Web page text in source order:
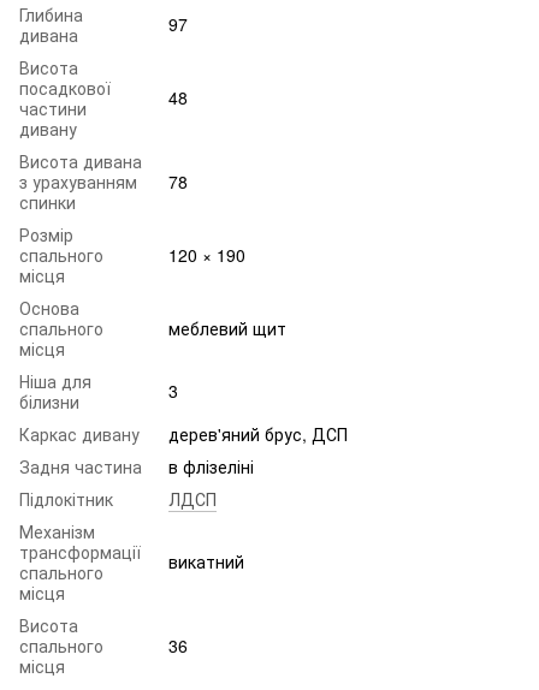
Глибина
дивана
97
Висота
посадкової
частини
дивану
48
Висота дивана
з урахуванням
спинки
78
Розмір
спального
місця
120 × 190
Основа
спального
місця
меблевий щит
Ніша для
білизни
3
Каркас дивану
дерев'яний брус, ДСП
Задня частина
в флізеліні
Підлокітник
ЛДСП
Механізм
трансформації
спального
місця
викатний
Висота
спального
місця
36